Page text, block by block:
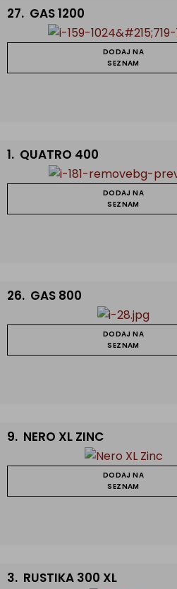
27. GAS 1200
DODAJ NA
SEZNAM
1. QUATRO 400
DODAJ NA
SEZNAM
26. GAS 800
DODAJ NA
SEZNAM
9. NERO XL ZINC
DODAJ NA
SEZNAM
3. RUSTIKA 300 XL